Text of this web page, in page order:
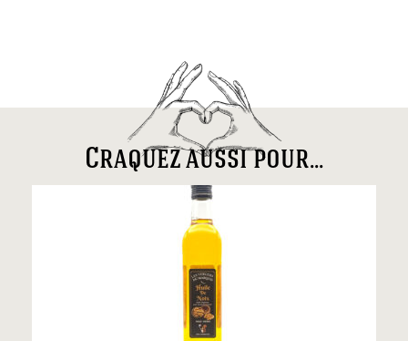
Craquez aussi pour...